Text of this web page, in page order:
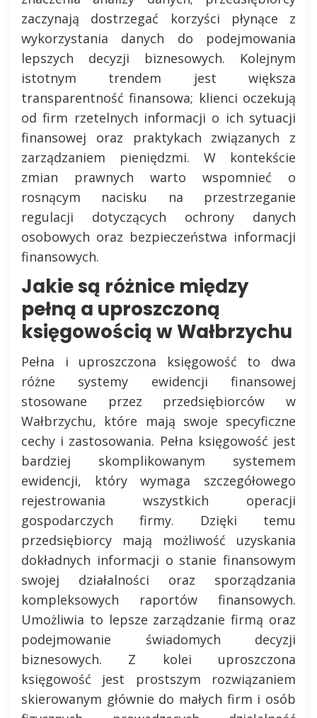
zaczynają dostrzegać korzyści płynące z
wykorzystania danych do podejmowania
lepszych decyzji biznesowych. Kolejnym
istotnym trendem jest większa
transparentność finansowa; klienci oczekują
od firm rzetelnych informacji o ich sytuacji
finansowej oraz praktykach związanych z
zarządzaniem pieniędzmi. W kontekście
zmian prawnych warto wspomnieć o
rosnącym nacisku na przestrzeganie
regulacji dotyczących ochrony danych
osobowych oraz bezpieczeństwa informacji
finansowych.
Jakie są różnice między
pełną a uproszczoną
księgowością w Wałbrzychu
Pełna i uproszczona księgowość to dwa
różne systemy ewidencji finansowej
stosowane przez przedsiębiorców w
Wałbrzychu, które mają swoje specyficzne
cechy i zastosowania. Pełna księgowość jest
bardziej skomplikowanym systemem
ewidencji, który wymaga szczegółowego
rejestrowania wszystkich operacji
gospodarczych firmy. Dzięki temu
przedsiębiorcy mają możliwość uzyskania
dokładnych informacji o stanie finansowym
swojej działalności oraz sporządzania
kompleksowych raportów finansowych.
Umożliwia to lepsze zarządzanie firmą oraz
podejmowanie świadomych decyzji
biznesowych. Z kolei uproszczona
księgowość jest prostszym rozwiązaniem
skierowanym głównie do małych firm i osób